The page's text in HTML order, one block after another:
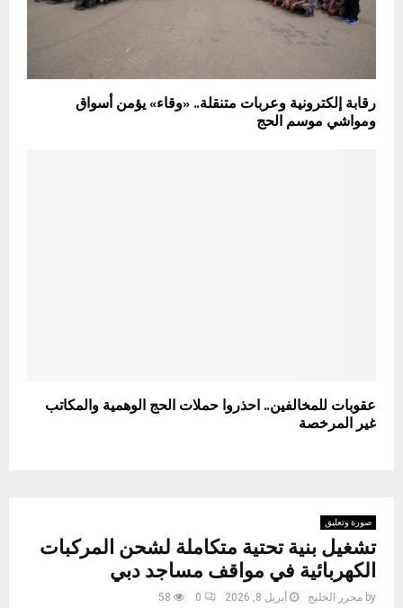
رقابة إلكترونية وعربات متنقلة.. «وقاء» يؤمن أسواق
ومواشي موسم الحج
عقوبات للمخالفين.. احذروا حملات الحج الوهمية والمكاتب
غير المرخصة
صورة وتعليق
تشغيل بنية تحتية متكاملة لشحن المركبات
الكهربائية في مواقف مساجد دبي
by محرر الخليج أبريل 8, 2026 0
58